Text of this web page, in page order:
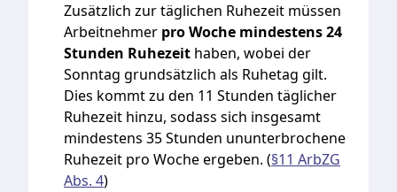
Zusätzlich zur täglichen Ruhezeit müssen
Arbeitnehmer pro Woche mindestens 24
Stunden Ruhezeit haben, wobei der
Sonntag grundsätzlich als Ruhetag gilt.
Dies kommt zu den 11 Stunden täglicher
Ruhezeit hinzu, sodass sich insgesamt
mindestens 35 Stunden ununterbrochene
Ruhezeit pro Woche ergeben. (§11 ArbZG
Abs. 4)